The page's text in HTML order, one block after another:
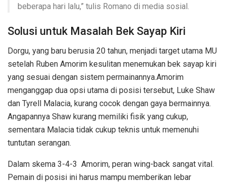
beberapa hari lalu,” tulis Romano di media sosial.
Solusi untuk Masalah Bek Sayap Kiri
Dorgu, yang baru berusia 20 tahun, menjadi target utama MU
setelah Ruben Amorim kesulitan menemukan bek sayap kiri
yang sesuai dengan sistem permainannya.Amorim
menganggap dua opsi utama di posisi tersebut, Luke Shaw
dan Tyrell Malacia, kurang cocok dengan gaya bermainnya.
Angapannya Shaw kurang memiliki fisik yang cukup,
sementara Malacia tidak cukup teknis untuk memenuhi
tuntutan serangan.
Dalam skema 3-4-3 Amorim, peran wing-back sangat vital.
Pemain di posisi ini harus mampu memberikan lebar